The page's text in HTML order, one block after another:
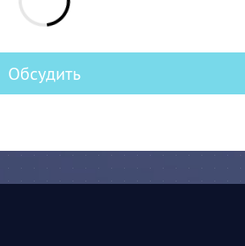
Обсудить